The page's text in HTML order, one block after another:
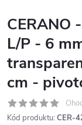
CERANO
L/P - 6
cm -
Kód produktu: CER-